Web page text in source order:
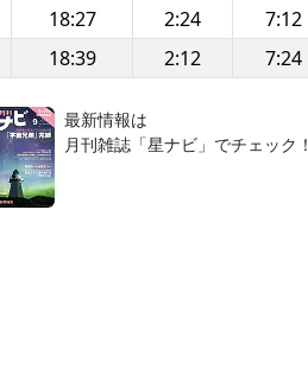
18:27 2:24 7:12
18:39 2:12 7:24
最新情報は
月刊雑誌「星ナビ」でチェック！